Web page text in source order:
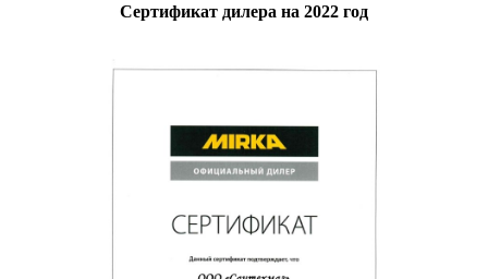
Сертификат дилера на 2022 год